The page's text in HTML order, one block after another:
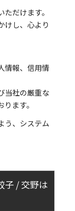
だけます。
けし、心より
情報、信用情
当社の厳重な
ます。
う、システム
子 / 交野は